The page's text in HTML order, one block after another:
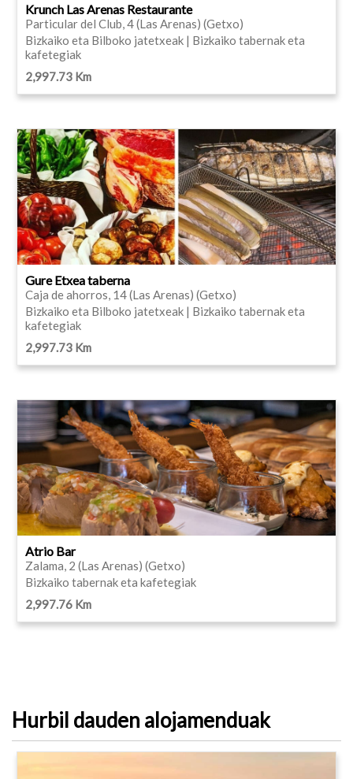
Krunch Las Arenas Restaurante
Particular del Club, 4 (Las Arenas) (Getxo)
Bizkaiko eta Bilboko jatetxeak | Bizkaiko tabernak eta
kafetegiak
2,997.73 Km
Gure Etxea taberna
Caja de ahorros, 14 (Las Arenas) (Getxo)
Bizkaiko eta Bilboko jatetxeak | Bizkaiko tabernak eta
kafetegiak
2,997.73 Km
Atrio Bar
Zalama, 2 (Las Arenas) (Getxo)
Bizkaiko tabernak eta kafetegiak
2,997.76 Km
Hurbil dauden alojamenduak